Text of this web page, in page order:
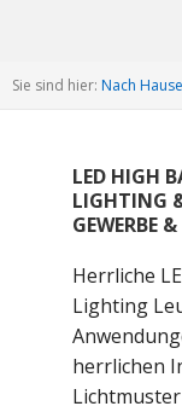
Sie sind hier: Nach Hause
LED HIGH
LIGHTING
GEWERBE
Herrliche
Lighting
herrlichen